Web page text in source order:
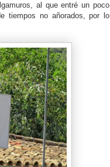
al que entré un poco
tiempos no añorados, por lo